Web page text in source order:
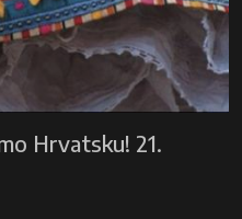
Hrvatsku! 21.